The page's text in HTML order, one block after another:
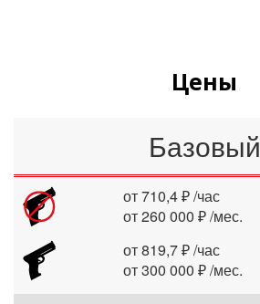
Цены
Базовый
от 710,4 ₽ /час
от 260 000 ₽ /мес.
от 819,7 ₽ /час
от 300 000 ₽ /мес.